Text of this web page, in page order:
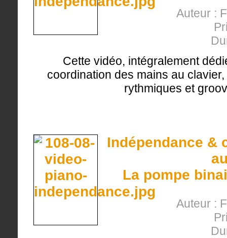
Auteur :
Cette vidéo, intégralement
coordination des mains au
rythmiques et
Indépendance &
La pompe
Auteur :